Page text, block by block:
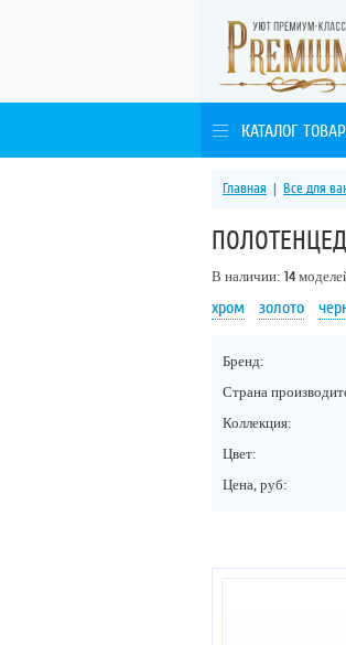
КАТАЛОГ
Главная | Все для
В наличии: 14
хром золото
Бренд:
Страна
Коллекция:
Цвет:
Цена, руб: